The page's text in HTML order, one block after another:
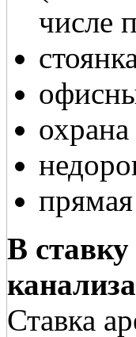
числе
В
Ставка